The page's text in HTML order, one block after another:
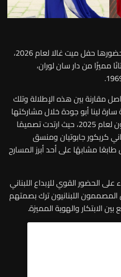
لفتت هايلي بيبر الأنظار خلال حضورها حفل ميت غالا لعام 2026،
مميزًا من دار سان لوران،
.
مقارنة بين هذه الإطلالة وتلك
سارة لينا أبو جودة خلال مشاركتها
في مسابقة ملكة جمال الكون لعام 2025، حيث ارتدت تصميمًا
كريكور جابوتيانومنسق
مشابهًا على أحد أبرز المسارح
الحضور القوي للإبداع اللبناني
اللبنانيون ترك بصمتهم
الابتكار والهوية المميزة.